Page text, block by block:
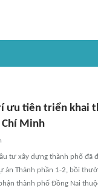
ưu tiên triển khai
Chí Minh
tư xây dựng thành phố
án Thành phần 1-2, bồi
thành phố Đồng Nai